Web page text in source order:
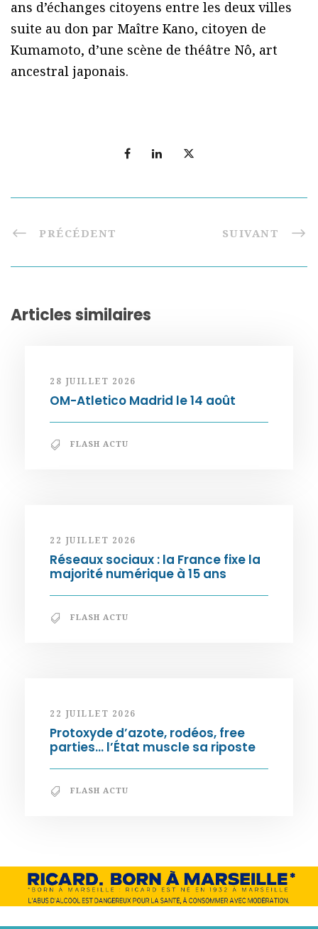
ans d’échanges citoyens entre les deux villes
suite au don par Maître Kano, citoyen de
Kumamoto, d’une scène de théâtre Nô, art
ancestral japonais.
PRÉCÉDENT SUIVANT
Articles similaires
28 JUILLET 2026
OM-Atletico Madrid le 14 août
FLASH ACTU
22 JUILLET 2026
Réseaux sociaux : la France fixe la
majorité numérique à 15 ans
FLASH ACTU
22 JUILLET 2026
Protoxyde d’azote, rodéos, free
parties… l’État muscle sa riposte
FLASH ACTU